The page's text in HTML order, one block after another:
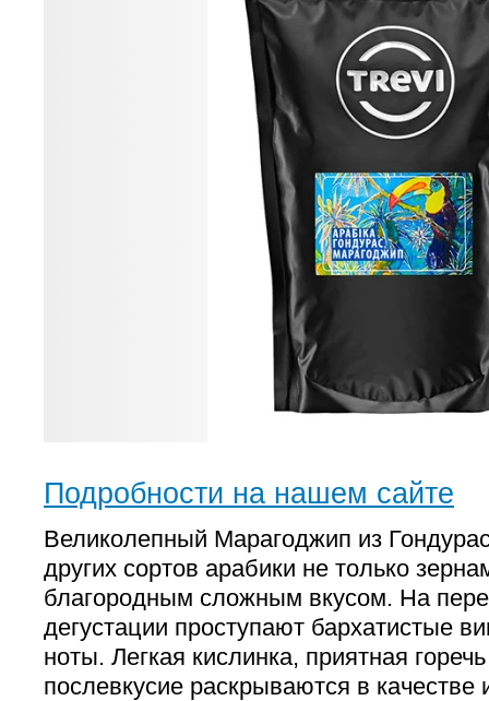
Подробности на нашем сайте
Великолепный Марагоджип из
других сортов арабики не только
благородным сложным вкусом. На
дегустации проступают бархатистые
ноты. Легкая кислинка, приятная
послевкусие раскрываются в качестве